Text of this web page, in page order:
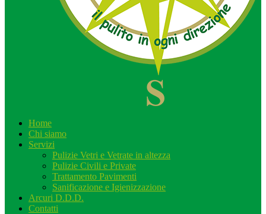
Home
Chi siamo
Servizi
Pulizie Vetri e Vetrate in altezza
Pulizie Civili e Private
Trattamento Pavimenti
Sanificazione e Igienizzazione
Arcuri D.D.D.
Contatti